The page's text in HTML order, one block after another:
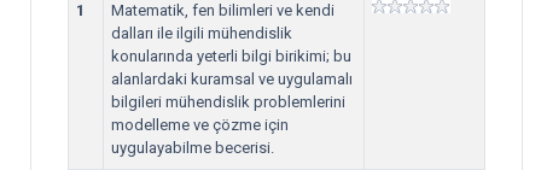
1
Matematik, fen bilimleri ve kendi
dalları ile ilgili mühendislik
konularında yeterli bilgi birikimi; bu
alanlardaki kuramsal ve uygulamalı
bilgileri mühendislik problemlerini
modelleme ve çözme için
uygulayabilme becerisi.